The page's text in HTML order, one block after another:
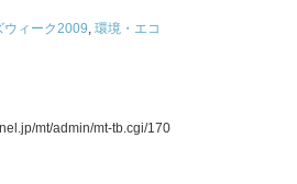
ウィーク2009, 環境・エコ
mt/admin/mt-tb.cgi/170